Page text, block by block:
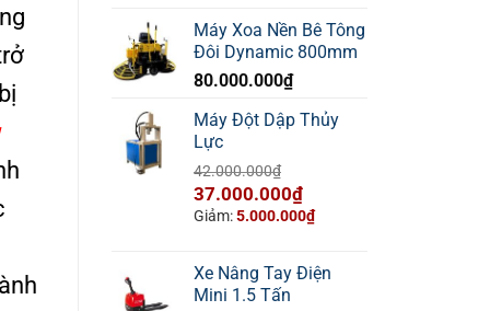
3.500.000₫.
là:
2.700.000₫.
Máy Xoa Nền Bê Tông
Đôi Dynamic 800mm
80.000.000₫
Máy Đột Dập Thủy
Lực
42.000.000₫
Giá
gốc
42.000.000₫.
37.000.000₫Giá
hiện
là:
37.000.000₫.
Giảm:5.000.000₫
Xe Nâng Tay Điện
Mini 1.5 Tấn